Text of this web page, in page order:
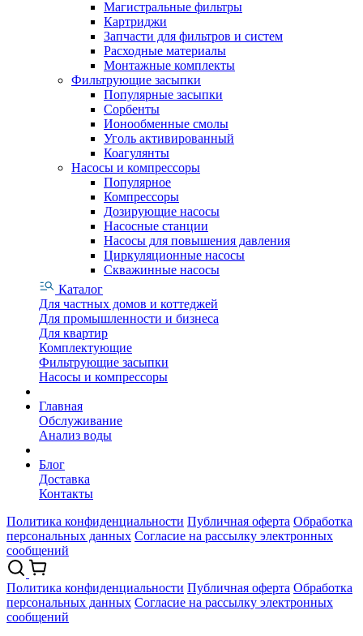
Магистральные фильтры
Картриджи
Запчасти для фильтров и систем
Расходные материалы
Монтажные комплекты
Фильтрующие засыпки
Популярные засыпки
Сорбенты
Ионообменные смолы
Уголь активированный
Коагулянты
Насосы и компрессоры
Популярное
Компрессоры
Дозирующие насосы
Насосные станции
Насосы для повышения давления
Циркуляционные насосы
Скважинные насосы
Каталог
Для частных домов и коттеджей
Для промышленности и бизнеса
Для квартир
Комплектующие
Фильтрующие засыпки
Насосы и компрессоры
Главная
Обслуживание
Анализ воды
Блог
Доставка
Контакты
Политика конфиденциальности Публичная оферта Обработка
персональных данных Согласие на рассылку электронных
сообщений
Политика конфиденциальности Публичная оферта Обработка
персональных данных Согласие на рассылку электронных
сообщений